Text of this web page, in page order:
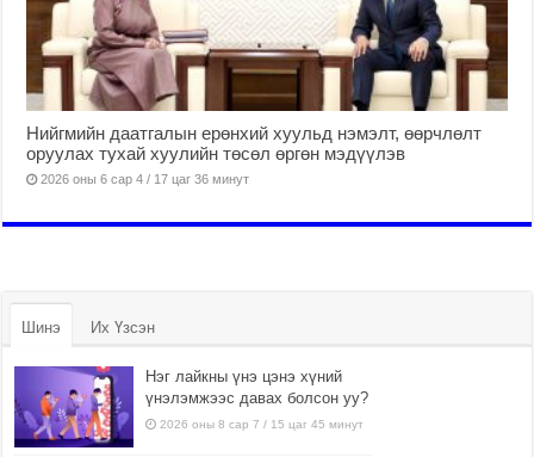
Нийгмийн даатгалын ерөнхий хуульд нэмэлт, өөрчлөлт
оруулах тухай хуулийн төсөл өргөн мэдүүлэв
2026 оны 6 сар 4 / 17 цаг 36 минут
Шинэ Их Үзсэн
Нэг лайкны үнэ цэнэ хүний
үнэлэмжээс давах болсон уу?
2026 оны 8 сар 7 / 15 цаг 45 минут